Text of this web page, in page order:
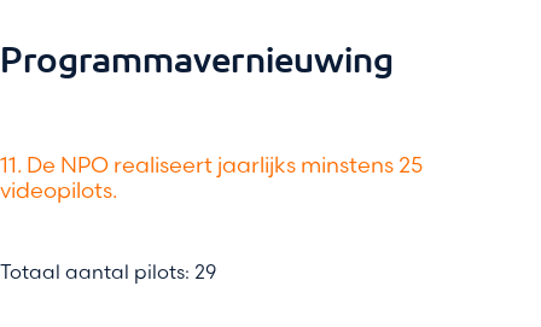
Programmavernieuwing
11. De NPO realiseert jaarlijks minstens 25
videopilots.
Totaal aantal pilots: 29